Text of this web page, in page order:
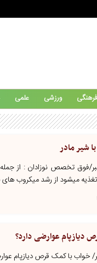
فرهنگی ورزشی علمی
شیر مادر
فوق تخصص نوزادان : از جمله
تغذیه میشود از رشد میکروب
دیازپام عوارضی دارد؟
خواب با کمک قرص دیازپام